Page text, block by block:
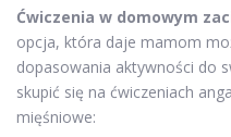
Ćwiczenia w domowym
opcja, która daje mamom
dopasowania aktywności do
skupić się na ćwiczeniach
mięśniowe: